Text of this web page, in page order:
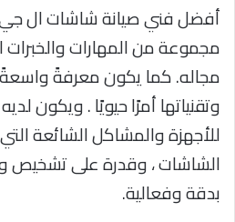
مجموعة من المهارات والخبرات
وتقنياتها أمرًا حيويًا . ويكون
للأجهزة والمشاكل الشائعة
الشاشات ، وقدرة على تشخيص
بدقة وفعالية.